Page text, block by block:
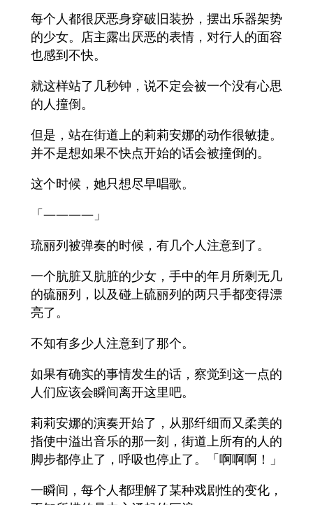
每个人都很厌恶身穿破旧装扮，摆出乐器架势
的少女。店主露出厌恶的表情，对行人的面容
也感到不快。
就这样站了几秒钟，说不定会被一个没有心思
的人撞倒。
但是，站在街道上的莉莉安娜的动作很敏捷。
并不是想如果不快点开始的话会被撞倒的。
这个时候，她只想尽早唱歌。
「————」
琉丽列被弹奏的时候，有几个人注意到了。
一个肮脏又肮脏的少女，手中的年月所剩无几
的硫丽列，以及碰上硫丽列的两只手都变得漂
亮了。
不知有多少人注意到了那个。
如果有确实的事情发生的话，察觉到这一点的
人们应该会瞬间离开这里吧。
莉莉安娜的演奏开始了，从那纤细而又柔美的
指使中溢出音乐的那一刻，街道上所有的人的
脚步都停止了，呼吸也停止了。「啊啊啊！」
一瞬间，每个人都理解了某种戏剧性的变化，